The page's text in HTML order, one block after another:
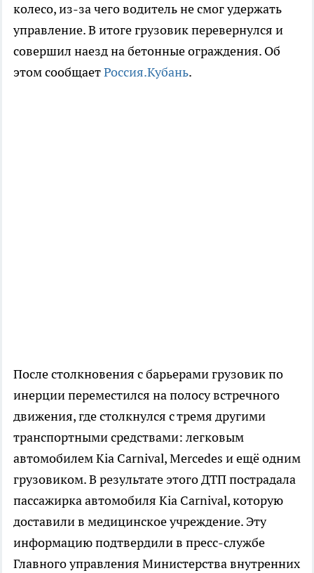
колесо, из-за чего водитель не смог удержать
управление. В итоге грузовик перевернулся и
совершил наезд на бетонные ограждения. Об
этом сообщаетРоссия.Кубань.
После столкновения с барьерами грузовик по
инерции переместился на полосу встречного
движения, где столкнулся с тремя другими
транспортными средствами: легковым
автомобилем Kia Carnival, Mercedes и ещё одним
грузовиком. В результате этого ДТП пострадала
пассажирка автомобиля Kia Carnival, которую
доставили в медицинское учреждение. Эту
информацию подтвердили в пресс-службе
Главного управления Министерства внутренних